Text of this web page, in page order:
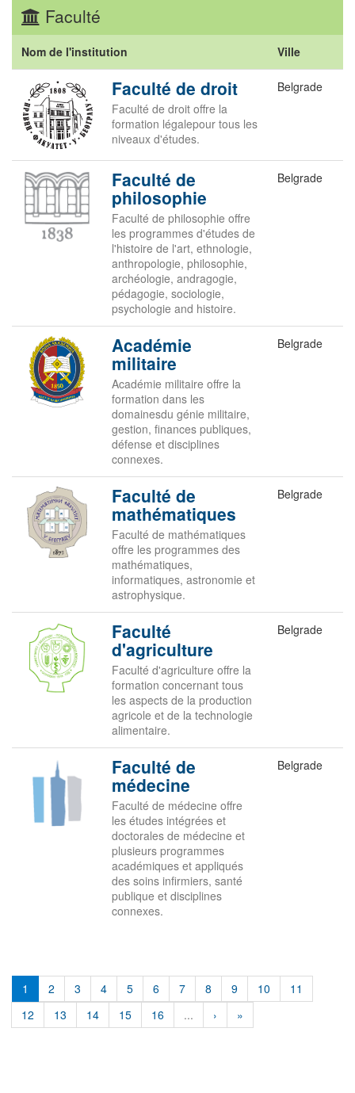
Faculté
Nom de l'institution Ville
Faculté de droit
Faculté de droit offre la
formation légalepour tous les
niveaux d'études.
Belgrade
Faculté de
philosophie
Faculté de philosophie offre
les programmes d'études de
l'histoire de l'art, ethnologie,
anthropologie, philosophie,
archéologie, andragogie,
pédagogie, sociologie,
psychologie and histoire.
Belgrade
Académie
militaire
Académie militaire offre la
formation dans les
domainesdu génie militaire,
gestion, finances publiques,
défense et disciplines
connexes.
Belgrade
Faculté de
mathématiques
Faculté de mathématiques
offre les programmes des
mathématiques,
informatiques, astronomie et
astrophysique.
Belgrade
Faculté
d'agriculture
Faculté d'agriculture offre la
formation concernant tous
les aspects de la production
agricole et de la technologie
alimentaire.
Belgrade
Faculté de
médecine
Faculté de médecine offre
les études intégrées et
doctorales de médecine et
plusieurs programmes
académiques et appliqués
des soins infirmiers, santé
publique et disciplines
connexes.
Belgrade
1 2 3 4 5 6 7 8 9 10
11
12
13 14 15 16 ... › »